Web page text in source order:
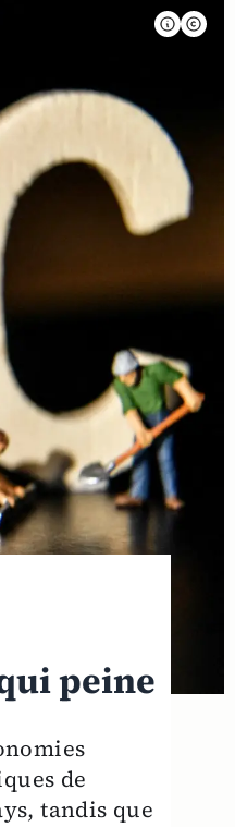
peine
de
tandis que